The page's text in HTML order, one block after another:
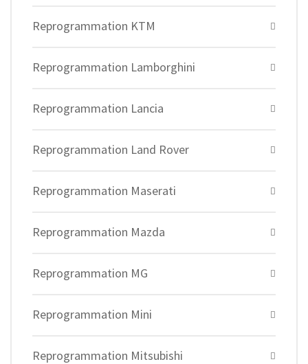
Reprogrammation KTM
Reprogrammation Lamborghini
Reprogrammation Lancia
Reprogrammation Land Rover
Reprogrammation Maserati
Reprogrammation Mazda
Reprogrammation MG
Reprogrammation Mini
Reprogrammation Mitsubishi